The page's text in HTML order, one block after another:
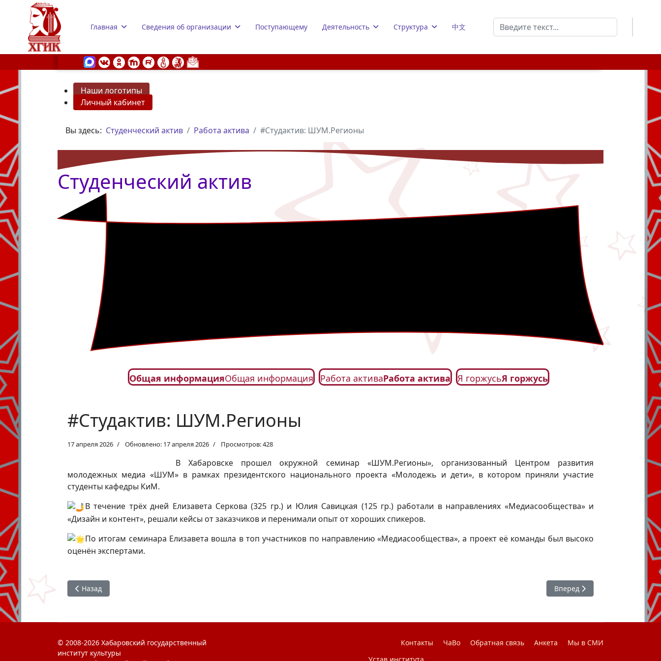
Главная Сведения об организации Поступающему Деятельность Структура 中文
Поиск
Наши логотипы
Личный кабинет
Вы здесь: Студенческий актив Работа актива #Студактив: ШУМ.Регионы
Студенческий актив
Общая информацияОбщая информация Работа активаРабота актива Я горжусьЯ горжусь
#Студактив: ШУМ.Регионы
17 апреля 2026 Обновлено: 17 апреля 2026 Просмотров: 428
️В Хабаровске прошел окружной семинар «ШУМ.Регионы», организованный Центром развития
молодежных медиа «ШУМ» в рамках президентского национального проекта «Молодежь и дети», в котором приняли участие
студенты кафедры КиМ.
В течение трёх дней Елизавета Серкова (325 гр.) и Юлия Савицкая (125 гр.) работали в направлениях «Медиасообщества» и
«Дизайн и контент», решали кейсы от заказчиков и перенимали опыт от хороших спикеров.
По итогам семинара Елизавета вошла в топ участников по направлению «Медиасообщества», а проект её команды был высоко
оценён экспертами.
Предыдущий: Субботник
Назад Следующий: #студактив :
Вперед
© 2008-2026 Хабаровский государственный
институт культуры
Контакты ЧаВо Обратная связь Анкета
Мы в СМИ